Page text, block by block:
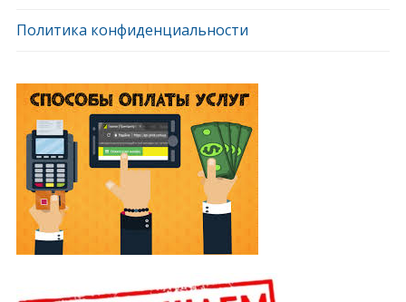
Политика конфиденциальности